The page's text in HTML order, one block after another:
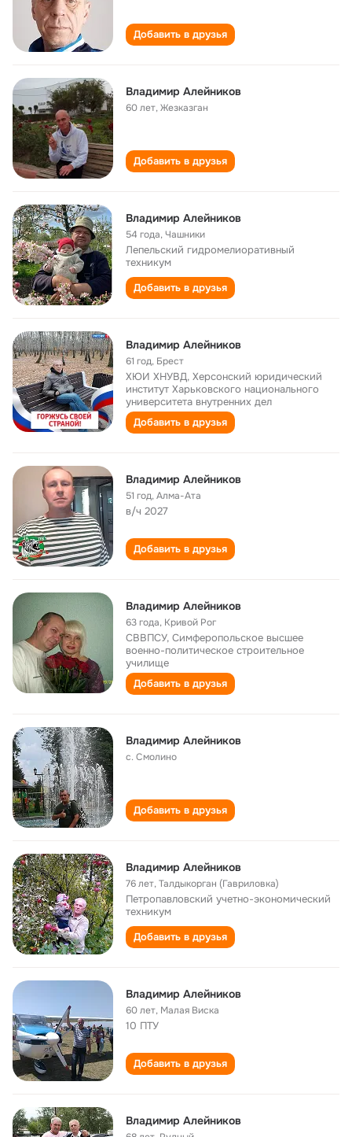
Добавить в друзья
Владимир Алейников
60 лет,Жезказган
Добавить в друзья
Владимир Алейников
54 года,Чашники
Лепельский гидромелиоративный
техникум
Добавить в друзья
Владимир Алейников
61 год, Брест
ХЮИ ХНУВД, Херсонский юридический
институт Харьковского национального
университета внутренних дел
Добавить в друзья
Владимир Алейников
51 год,Алма-Ата
в/ч 2027
Добавить в друзья
Владимир Алейников
63 года, Кривой Рог
СВВПСУ, Симферопольское высшее
военно-политическое строительное
училище
Добавить в друзья
Владимир Алейников
с. Смолино
Добавить в друзья
Владимир Алейников
76 лет,Талдыкорган (Гавриловка)
Петропавловский учетно-экономический
техникум
Добавить в друзья
Владимир Алейников
60 лет, Малая Виска
10 ПТУ
Добавить в друзья
Владимир Алейников